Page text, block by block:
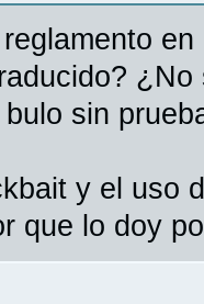
sin
y el uso
que lo doy